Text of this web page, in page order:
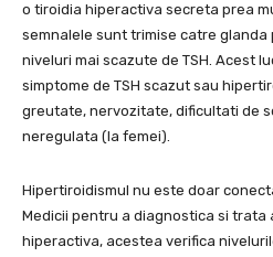
o tiroidia hiperactiva secreta prea
semnalele sunt trimise catre
niveluri mai scazute de TSH. Acest
simptome de TSH scazut sau
greutate, nervozitate, dificultati de
neregulata (la femei).
Hipertiroidismul nu este doar
Medicii pentru a diagnostica si
hiperactiva, acestea verifica